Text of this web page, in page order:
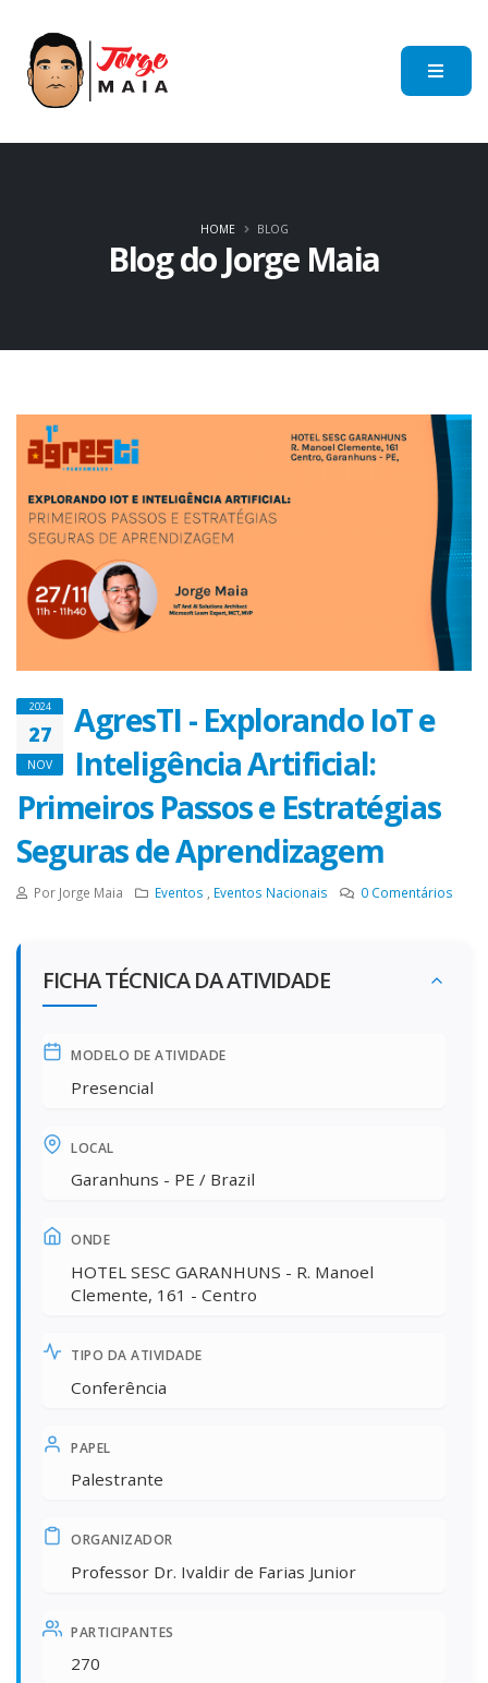
Blog do Jorge Maia
HOME BLOG
2024
27
NOV
AgresTI - Explorando IoT e
Inteligência Artificial:
Primeiros Passos e Estratégias
Seguras de Aprendizagem
Por Jorge Maia Eventos Eventos Nacionais 0 Comentários
FICHA TÉCNICA DA ATIVIDADE
MODELO DE ATIVIDADE
Presencial
LOCAL
Garanhuns - PE / Brazil
ONDE
HOTEL SESC GARANHUNS - R. Manoel
Clemente, 161 - Centro
TIPO DA ATIVIDADE
Conferência
PAPEL
Palestrante
ORGANIZADOR
Professor Dr. Ivaldir de Farias Junior
PARTICIPANTES
270